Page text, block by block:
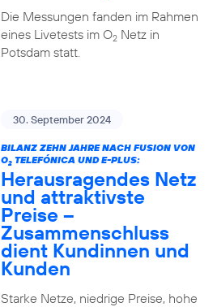
Die Messungen fanden im Rahmen
eines Livetests im O2Netz in
Potsdam statt.
30. September 2024
BILANZ ZEHN JAHRE NACH FUSION VON
O2TELEFÓNICA UND E-PLUS:
Herausragendes Netz
und attraktivste
Preise –
Zusammenschluss
dient Kundinnen und
Kunden
Starke Netze, niedrige Preise, hohe